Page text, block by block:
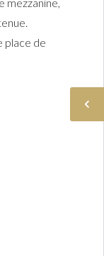
place de